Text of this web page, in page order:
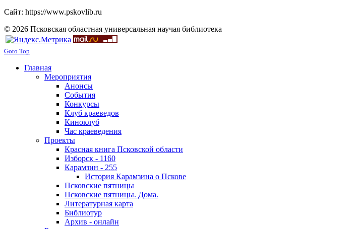
Сайт: https://www.pskovlib.ru
© 2026 Псковская областная универсальная научая библиотека
Goto Top
Главная
Мероприятия
Анонсы
События
Конкурсы
Клуб краеведов
Киноклуб
Час краеведения
Проекты
Красная книга Псковской области
Изборск - 1160
Карамзин - 255
История Карамзина о Пскове
Псковские пятницы
Псковские пятницы. Дома.
Литературная карта
Библиотур
Архив - онлайн